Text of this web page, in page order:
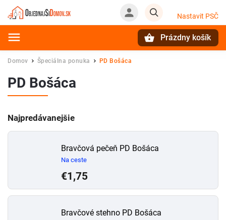
Nastavit PSČ
Prázdny košík
Domov / Špeciálna ponuka / PD Bošáca
PD Bošáca
Najpredávanejšie
Bravčová pečeň PD Bošáca
Na ceste
€1,75
Bravčové stehno PD Bošáca